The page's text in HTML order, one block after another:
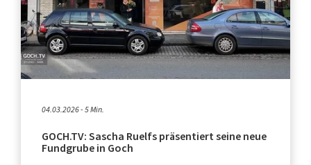
04.03.2026 - 5 Min.
GOCH.TV: Sascha Ruelfs präsentiert seine neue
Fundgrube in Goch